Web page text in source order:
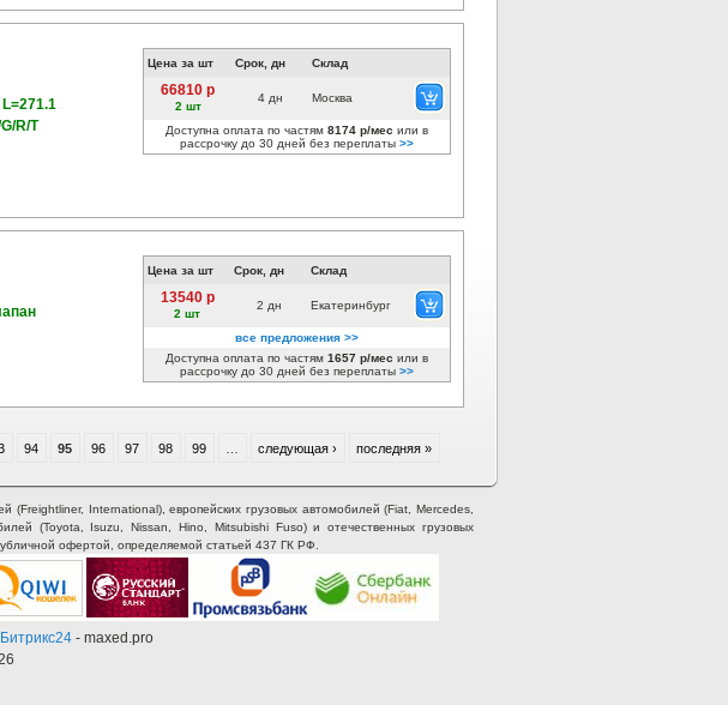
R/T
Цена за шт Срок, дн Склад
66810 р
2 шт
4 дн Москва
Доступна оплата по частям 8174 р/мес или в
рассрочку до 30 дней без переплаты >>
Цена за шт Срок, дн Склад
13540 р
2 шт
2 дн Екатеринбург
все предложения >>
Доступна оплата по частям 1657 р/мес или в
рассрочку до 30 дней без переплаты >>
94 95 96 97 98 99 следующая › последняя »
International), европейских грузовых автомобилей (Fiat, Mercedes,
(Toyota, Isuzu, Nissan, Hino, Mitsubishi Fuso) и отечественных грузовых
офертой, определяемой статьей 437 ГК РФ.
- maxed.pro